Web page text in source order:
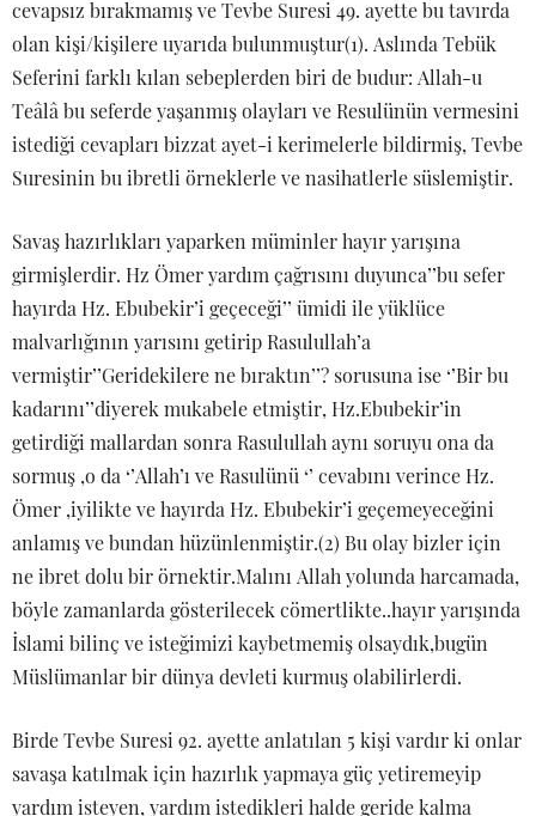
cevapsız bırakmamış ve Tevbe Suresi 49. ayette bu tavırda
olan kişi/kişilere uyarıda bulunmuştur(1). Aslında Tebük
Seferini farklı kılan sebeplerden biri de budur: Allah-u
Teâlâ bu seferde yaşanmış olayları ve Resulünün vermesini
istediği cevapları bizzat ayet-i kerimelerle bildirmiş, Tevbe
Suresinin bu ibretli örneklerle ve nasihatlerle süslemiştir.
Savaş hazırlıkları yaparken müminler hayır yarışına
girmişlerdir. Hz Ömer yardım çağrısını duyunca’’bu sefer
hayırda Hz. Ebubekir’i geçeceği’’ ümidi ile yüklüce
malvarlığının yarısını getirip Rasulullah’a
vermiştir’’Geridekilere ne bıraktın’’? sorusuna ise ‘’Bir bu
kadarını’’diyerek mukabele etmiştir, Hz.Ebubekir’in
getirdiği mallardan sonra Rasulullah aynı soruyu ona da
sormuş ,o da ‘’Allah’ı ve Rasulünü ‘’ cevabını verince Hz.
Ömer ,iyilikte ve hayırda Hz. Ebubekir’i geçemeyeceğini
anlamış ve bundan hüzünlenmiştir.(2) Bu olay bizler için
ne ibret dolu bir örnektir.Malını Allah yolunda harcamada,
böyle zamanlarda gösterilecek cömertlikte..hayır yarışında
İslami bilinç ve isteğimizi kaybetmemiş olsaydık,bugün
Müslümanlar bir dünya devleti kurmuş olabilirlerdi.
Birde Tevbe Suresi 92. ayette anlatılan 5 kişi vardır ki onlar
savaşa katılmak için hazırlık yapmaya güç yetiremeyip
yardım isteyen, yardım istedikleri halde geride kalma